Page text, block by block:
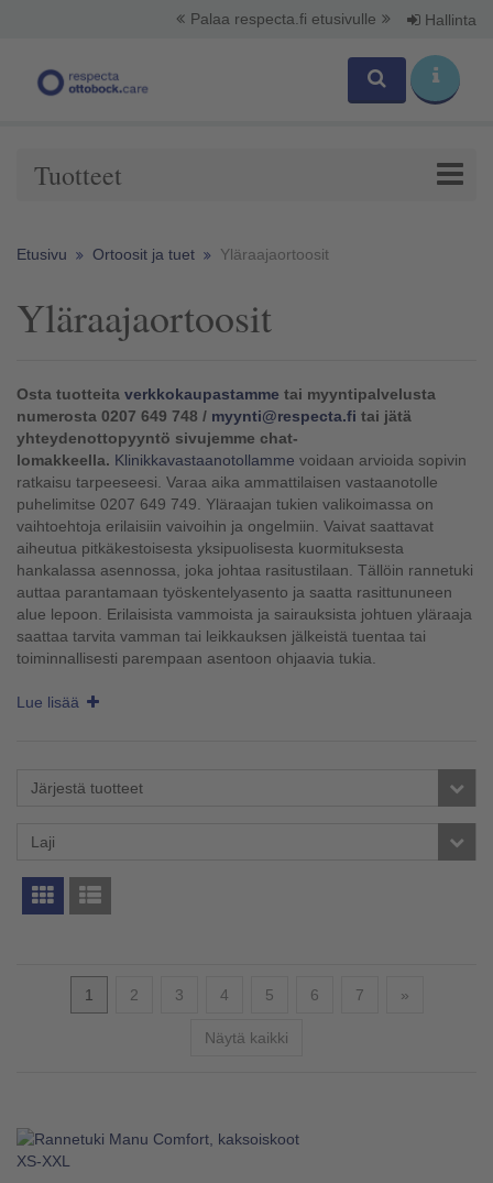
Palaa respecta.fi etusivulle Hallinta
Tuotteet
Etusivu Ortoosit ja tuet Yläraajaortoosit
Yläraajaortoosit
Osta tuotteita verkkokaupastamme tai myyntipalvelusta
numerosta 0207 649 748 / myynti@respecta.fi tai jätä
yhteydenottopyyntö sivujemme chat-
lomakkeella. Klinikkavastaanotollamme voidaan arvioida sopivin
ratkaisu tarpeeseesi. Varaa aika ammattilaisen vastaanotolle
puhelimitse 0207 649 749. Yläraajan tukien valikoimassa on
vaihtoehtoja erilaisiin vaivoihin ja ongelmiin. Vaivat saattavat
aiheutua pitkäkestoisesta yksipuolisesta kuormituksesta
hankalassa asennossa, joka johtaa rasitustilaan. Tällöin rannetuki
auttaa parantamaan työskentelyasento ja saatta rasittununeen
alue lepoon. Erilaisista vammoista ja sairauksista johtuen yläraaja
saattaa tarvita vamman tai leikkauksen jälkeistä tuentaa tai
toiminnallisesti parempaan asentoon ohjaavia tukia.
Lue lisää
Järjestä tuotteet
Laji
1 2 3 4 5 6 7 »Seuraava
Näytä kaikki